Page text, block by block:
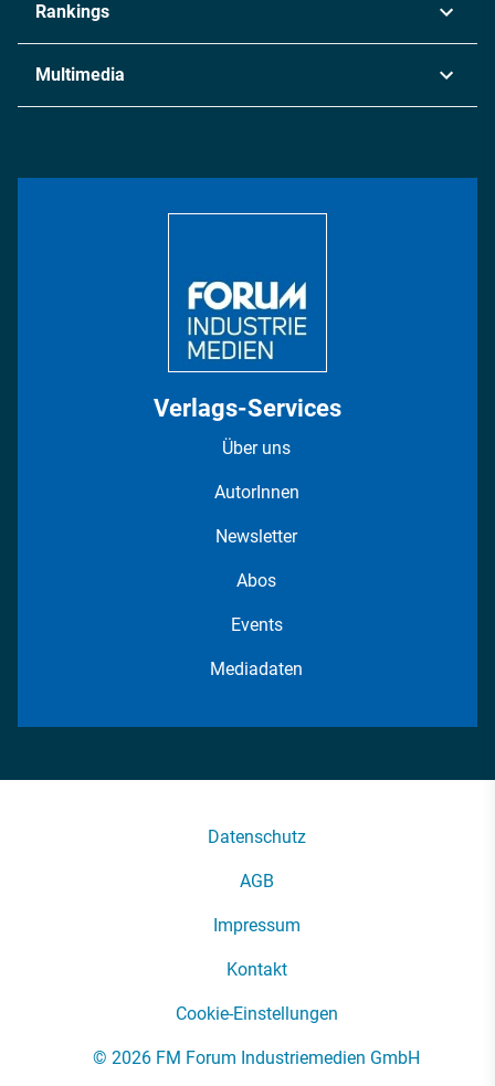
Chemie
Metall
Energie
Rankings
Multimedia
Verlags-Services
Über uns
AutorInnen
Newsletter
Abos
Events
Mediadaten
Datenschutz
AGB
Impressum
Kontakt
Cookie-Einstellungen
© 2026 FM Forum Industriemedien GmbH